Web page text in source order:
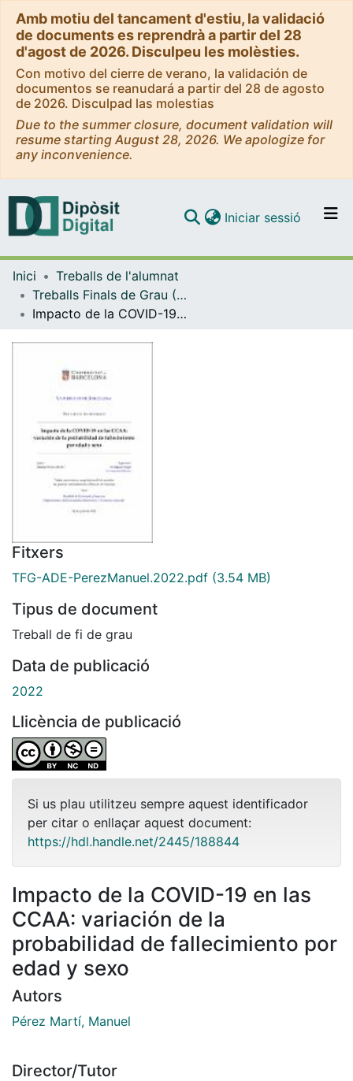
Amb motiu del tancament d'estiu, la validació
de documents es reprendrà a partir del 28
d'agost de 2026. Disculpeu les molèsties.
Con motivo del cierre de verano, la validación de
documentos se reanudará a partir del 28 de agosto
de 2026. Disculpad las molestias
Due to the summer closure, document validation will
resume starting August 28, 2026. We apologize for
any inconvenience.
Navega per tot el DD
Com publicar
Iniciar sessió (current)
Inici
Treballs de l'alumnat
Treballs Finals de Grau (TFG) - Administració i Direcció d'Empreses
Impacto de la COVID-19 en las CCAA: variación de la probabilidad de fallecimiento por edad y sexo
Fitxers
TFG-ADE-PerezManuel.2022.pdf (3.54 MB)
Tipus de document
Treball de fi de grau
Data de publicació
2022
Llicència de publicació
Si us plau utilitzeu sempre aquest identificador
per citar o enllaçar aquest document:
https://hdl.handle.net/2445/188844
Impacto de la COVID-19 en las
CCAA: variación de la
probabilidad de fallecimiento por
edad y sexo
Autors
Pérez Martí, Manuel
Director/Tutor